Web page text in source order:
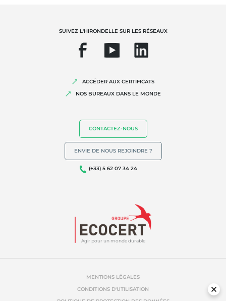
Agriculture biologique
Commerce équitable
Responsabilité sociétale des entreprises
Biodiversité et changement climatique
Allégations environnementales
Agir pour un monde durable
SUIVEZ L'HIRONDELLE SUR LES RÉSEAUX
ACCÉDER AUX CERTIFICATS
NOS BUREAUX DANS LE MONDE
CONTACTEZ-NOUS
ENVIE DE NOUS REJOINDRE ?
(+33) 5 62 07 34 24
MENTIONS LÉGALES
CONDITIONS D'UTILISATION